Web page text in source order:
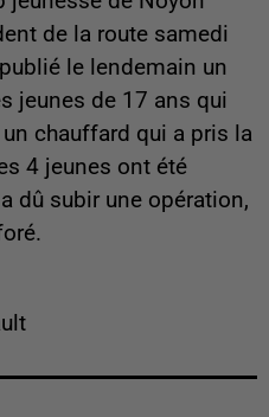
de la route samedi
le lendemain un
jeunes de 17 ans qui
chauffard qui a pris la
4 jeunes ont été
dû subir une opération,